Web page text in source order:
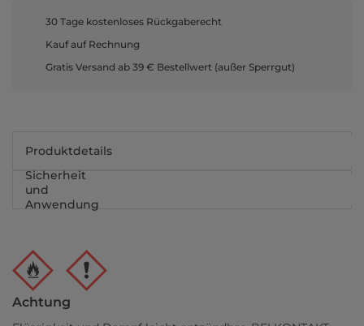
30 Tage kostenloses Rückgaberecht
Kauf auf Rechnung
Gratis Versand ab 39 € Bestellwert (außer Sperrgut)
Produktdetails
Sicherheit
und
Anwendung
Achtung